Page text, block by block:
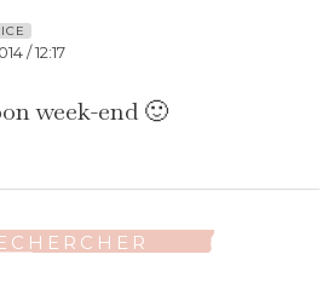
/ 12:17
week-end 🙂